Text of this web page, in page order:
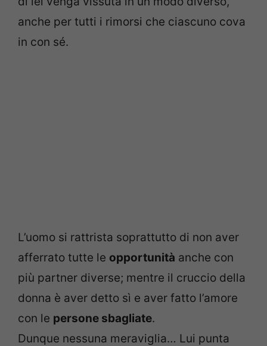
anche per tutti i rimorsi che ciascuno cova
in con sé.
L’uomo si rattrista soprattutto di non aver
afferrato tutte le opportunità anche con
più partner diverse; mentre il cruccio della
donna è aver detto sì e aver fatto l’amore
con le persone sbagliate.
Dunque nessuna meraviglia… Lui punta